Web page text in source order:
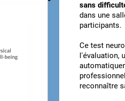
sans
dans une
participants.
Ce test
l'évaluation,
reconnaître